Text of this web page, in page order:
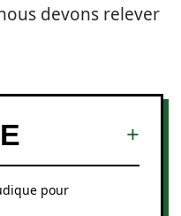
devons relever
pour